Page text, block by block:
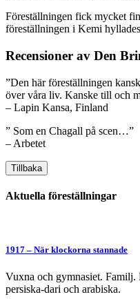
Föreställningen fick mycket
föreställningen i Kemi
Recensioner av Den
”Den här föreställningen
över våra liv. Kanske till och
– Lapin Kansa, Finland
” Som en Chagall på scen…”
– Arbetet
Tillbaka
Aktuella föreställningar
1917 – När klockorna stannade
Vuxna och gymnasiet. Familj.
persiska-dari och arabiska.